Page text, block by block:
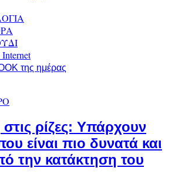
της ημέρας
ρίζες: Υπάρχουν
είναι πιο δυνατά και
την κατάκτηση του